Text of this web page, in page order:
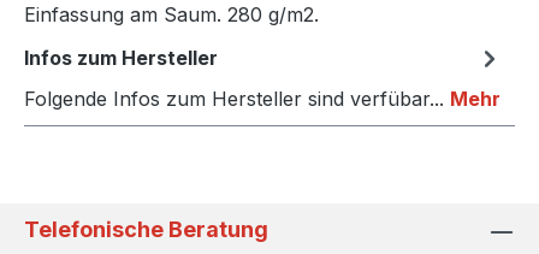
Einfassung am Saum. 280 g/m2.
Infos zum Hersteller
Folgende Infos zum Hersteller sind verfübar... Mehr
Telefonische Beratung